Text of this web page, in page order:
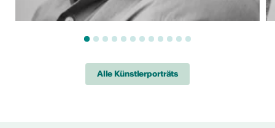
Alle Künstlerporträts